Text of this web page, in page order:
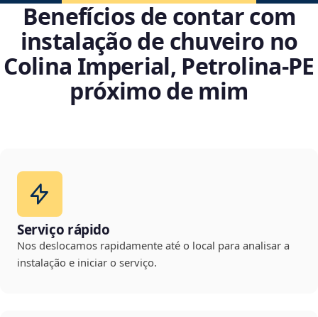
Benefícios de contar com
instalação de chuveiro no
Colina Imperial, Petrolina‑PE
próximo de mim
Serviço rápido
Nos deslocamos rapidamente até o local para analisar a
instalação e iniciar o serviço.